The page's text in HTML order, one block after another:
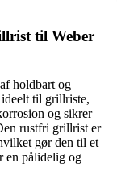
til Weber
holdbart og
ideelt til grillriste,
og sikrer
rustfri grillrist er
gør den til et
en pålidelig og